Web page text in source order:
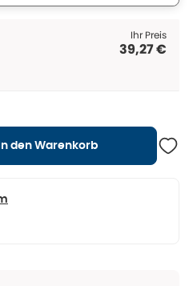
Ihr Preis
39,27 €
In den Warenkorb